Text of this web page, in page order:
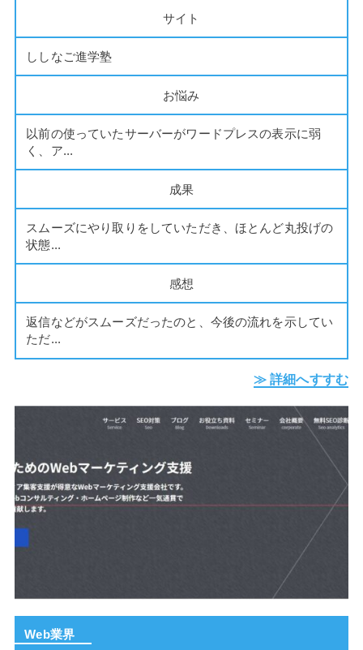
サイト
ししなご進学塾
お悩み
以前の使っていたサーバーがワードプレスの表示に弱
く、ア...
成果
スムーズにやり取りをしていただき、ほとんど丸投げの
状態...
感想
返信などがスムーズだったのと、今後の流れを示してい
ただ...
≫ 詳細へすすむ
Web業界